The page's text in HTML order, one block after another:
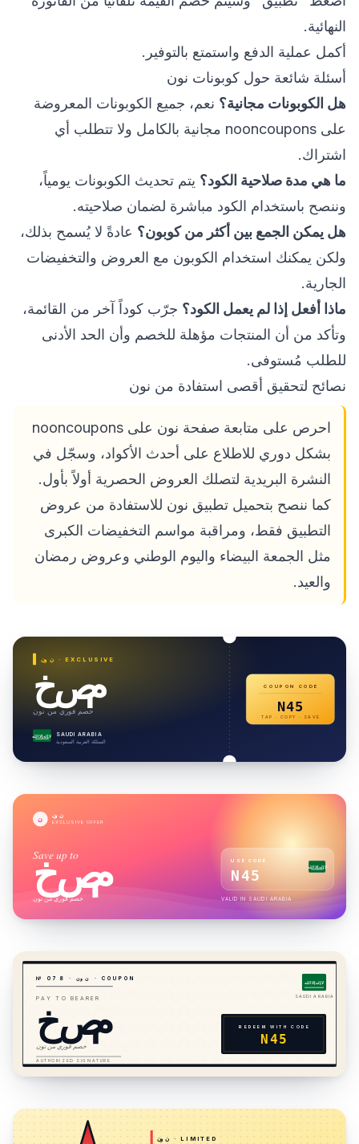
النهائية.
أكمل عملية الدفع واستمتع بالتوفير.
أسئلة شائعة حول كوبونات نون
هل الكوبونات مجانية؟ نعم، جميع الكوبونات المعروضة
على nooncoupons مجانية بالكامل ولا تتطلب أي
اشتراك.
ما هي مدة صلاحية الكود؟ يتم تحديث الكوبونات يومياً،
وننصح باستخدام الكود مباشرة لضمان صلاحيته.
هل يمكن الجمع بين أكثر من كوبون؟ عادةً لا يُسمح بذلك،
ولكن يمكنك استخدام الكوبون مع العروض والتخفيضات
الجارية.
ماذا أفعل إذا لم يعمل الكود؟ جرّب كوداً آخر من القائمة،
وتأكد من أن المنتجات مؤهلة للخصم وأن الحد الأدنى
للطلب مُستوفى.
نصائح لتحقيق أقصى استفادة من نون
احرص على متابعة صفحة نون على nooncoupons
بشكل دوري للاطلاع على أحدث الأكواد، وسجّل في
النشرة البريدية لتصلك العروض الحصرية أولاً بأول.
كما ننصح بتحميل تطبيق نون للاستفادة من عروض
التطبيق فقط، ومراقبة مواسم التخفيضات الكبرى
مثل الجمعة البيضاء واليوم الوطني وعروض رمضان
والعيد.
نون · EXCLUSIVE
خصم
خصم فوري من نون
لا إله إلا الله SAUDI ARABIA
المملكة العربية السعودية
COUPON CODE
N45
TAP · COPY · SAVE
ن نون
EXCLUSIVE OFFER
Save up to
خصم
خصم فوري من نون
USE CODE
N45
لا إله إلا الله
VALID IN SAUDI ARABIA
№ 0 7 8 · نون · COUPON
PAY TO BEARER
خصم
خصم فوري من نون
AUTHORIZED SIGNATURE
لا إله إلا الله
SAUDI ARABIA
REDEEM WITH CODE
N45
نون · LIMITED